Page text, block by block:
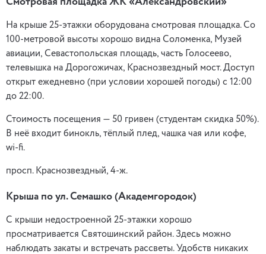
На крыше 25-этажки оборудована смотровая площадка. Со
100-метровой высоты хорошо видна Соломенка, Музей
авиации, Севастопольская площадь, часть Голосеево,
телевышка на Дорогожичах, Краснозвездный мост. Доступ
открыт ежедневно (при условии хорошей погоды) с 12:00
до 22:00.
Стоимость посещения — 50 гривен (студентам скидка 50%).
В неё входит бинокль, тёплый плед, чашка чая или кофе,
wi-fi.
просп. Краснозвездный, 4-ж.
Крыша по ул. Семашко (Академгородок)
С крыши недостроенной 25-этажки хорошо
просматривается Святошинский район. Здесь можно
наблюдать закаты и встречать рассветы. Удобств никаких